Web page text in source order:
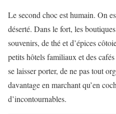
Le second choc est humain. On
déserté. Dans le fort, les
souvenirs, de thé et d’épices
petits hôtels familiaux et des
se laisser porter, de ne pas tout
davantage en marchant qu’en
d’incontournables.